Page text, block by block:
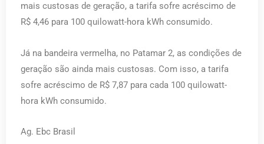
mais custosas de geração, a tarifa sofre acréscimo de
R$ 4,46 para 100 quilowatt-hora kWh consumido.
Já na bandeira vermelha, no Patamar 2, as condições de
geração são ainda mais custosas. Com isso, a tarifa
sofre acréscimo de R$ 7,87 para cada 100 quilowatt-
hora kWh consumido.
Ag. Ebc Brasil